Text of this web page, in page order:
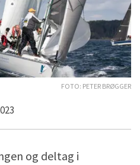
Foto: Peter Brøgger
og deltag i